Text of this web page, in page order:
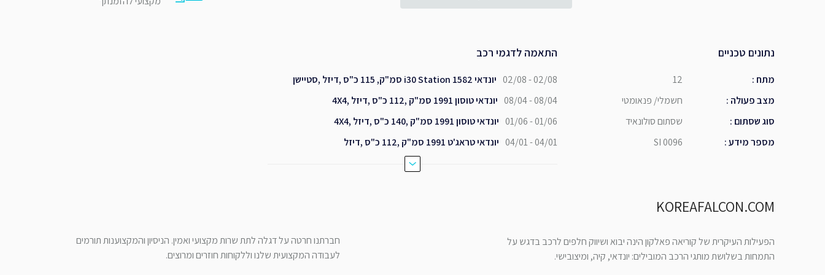
התאמה לדגמי רכב
יונדאי i30 Station 1582 סמ"ק, 115 כ"ס ,דיזל ,סטיישן 02/08 - 02/08
יונדאי טוסון 1991 סמ"ק ,112 כ"ס ,דיזל ,4X4 08/04 - 08/04
יונדאי טוסון 1991 סמ"ק ,140 כ"ס ,דיזל ,4X4 01/06 - 01/06
יונדאי טראג'ט 1991 סמ"ק ,112 כ"ס ,דיזל 04/01 - 04/01
נתונים טכניים
12 : מתח
חשמלי/ פנאומטי
: מצב פעולה
שסתום סולונאיד
: סוג שסתום
SI 0096
:מספר מידע
חברתנו חרטה על דגלה לתת שרות מקצועי ואמין. הניסיון והמקצוענות תורמים
לעבודה המקצועית שלנו וללקוחות חוזרים ומרוצים.
KOREAFALCON.COM
הפעילות העיקרית של קוריאה פאלקון הינה יבוא ושיווק חלפים לרכב בדגש על
התמחות בשלושת מותגי הרכב המובילים: יונדאי, קיה, ומיצובישי.